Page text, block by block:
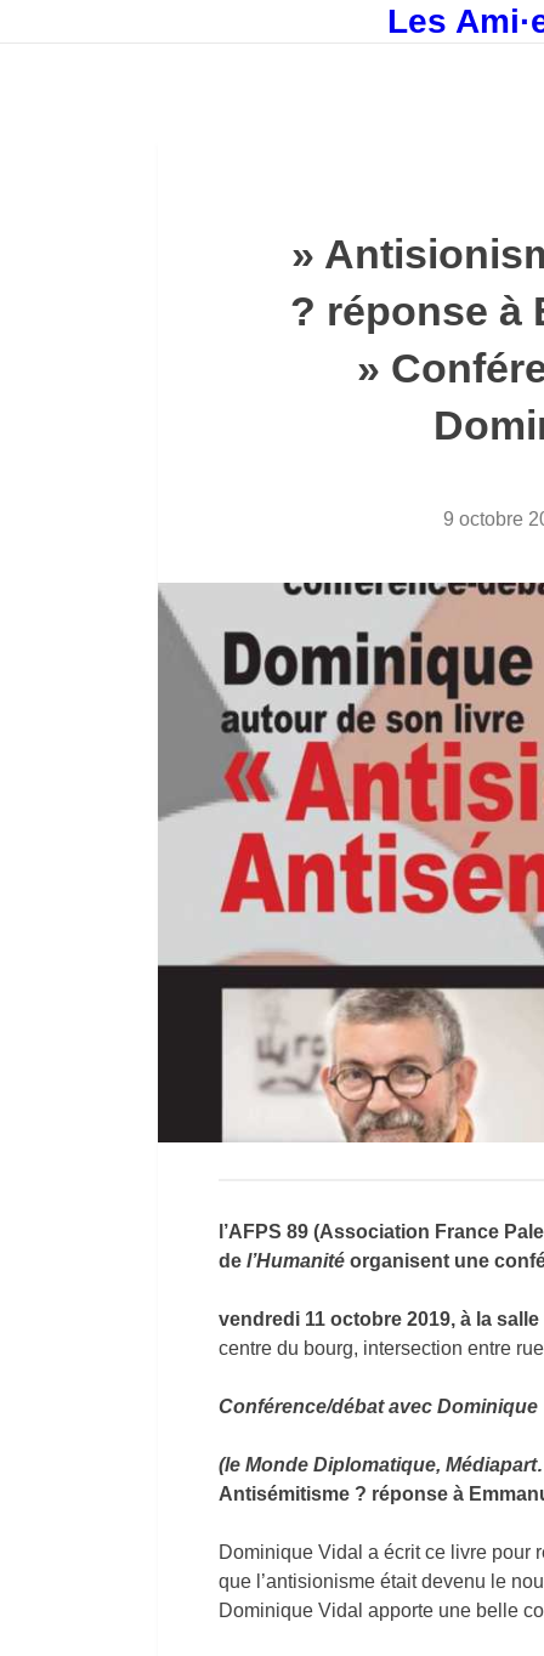
Les
»
? réponse à
»
9 octobre
l’AFPS 89 (Association France
de l’Humanité organisent une
vendredi 11 octobre 2019, à la
centre du bourg, intersection entre
Conférence/débat avec
(le Monde Diplomatique,
Antisémitisme ? réponse à
Dominique Vidal a écrit ce livre pour
que l’antisionisme était devenu le
Dominique Vidal apporte une belle